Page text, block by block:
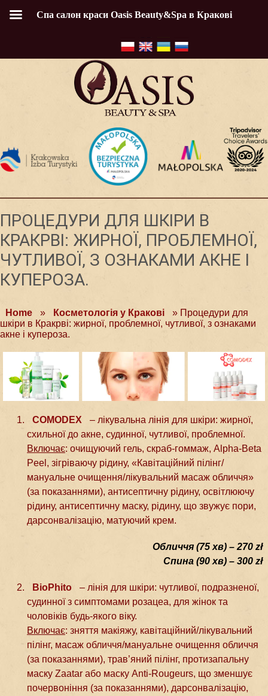
ПРОЦЕДУРИ ДЛЯ ШКІРИ В
КРАКРВІ: ЖИРНОЇ, ПРОБЛЕМНОЇ,
ЧУТЛИВОЇ, З ОЗНАКАМИ АКНЕ І
КУПЕРОЗА.
Home » Косметологія у Краковi » Процедури для
шкіри в Кракрві: жирної, проблемної, чутливої, з ознаками
акне і купероза.
COMODEX
– лікувальна лінія для шкіри: жирної,
схильної до акне, судинної, чутливої, проблемної.
Включає: очищуючий гель, скраб-гоммаж, Alpha-Beta
Peel, зігріваючу рідину, «Кавітаційний пілінг/
мануальне очищення/лікувальний масаж обличчя»
(за показаннями), антисептичну рідину, освітлюючу
рідину, антисептичну маску, рідину, що звужує пори,
дарсонвалізацію, матуючий крем.
Обличчя (75 хв) – 270 zł
Спина (90 хв) – 300 zł
BioPhito
– лінія для шкіри: чутливої, подразненої,
судинної з симптомами розацеа, для жінок та
чоловіків будь-якого віку.
Включає: зняття макіяжу, кавітаційний/лікувальний
пілінг, масаж обличчя/мануальне очищення обличчя
(за показаннями), трав’яний пілінг, протизапальну
маску Zaatar або маску Anti-Rougeurs, що зменшує
почервоніння (за показаннями), дарсонвалізацію,
Спа салон краси Oasis Beauty&Spa в Кракові